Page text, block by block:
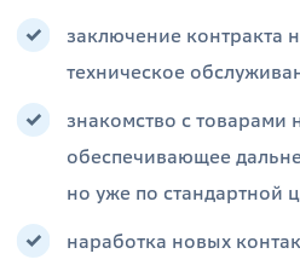
заключение контракта
техническое
знакомство с товарами
обеспечивающее
но уже по стандартной
наработка новых